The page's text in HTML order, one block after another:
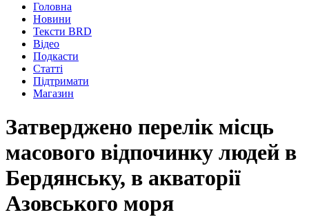
Головна
Новини
Тексти BRD
Відео
Подкасти
Статті
Підтримати
Магазин
Затверджено перелік місць
масового відпочинку людей в
Бердянську, в акваторії
Азовського моря